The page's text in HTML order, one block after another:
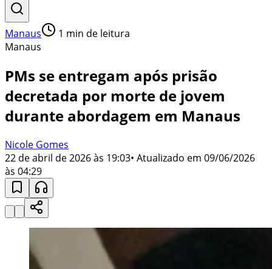
Manaus 1 min de leitura
Manaus
PMs se entregam após prisão
decretada por morte de jovem
durante abordagem em Manaus
Nicole Gomes
22 de abril de 2026 às 19:03• Atualizado em 09/06/2026
às 04:29